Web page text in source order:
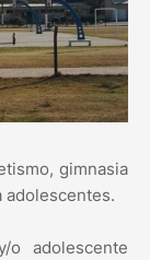
gimnasia
adolescentes.
adolescente